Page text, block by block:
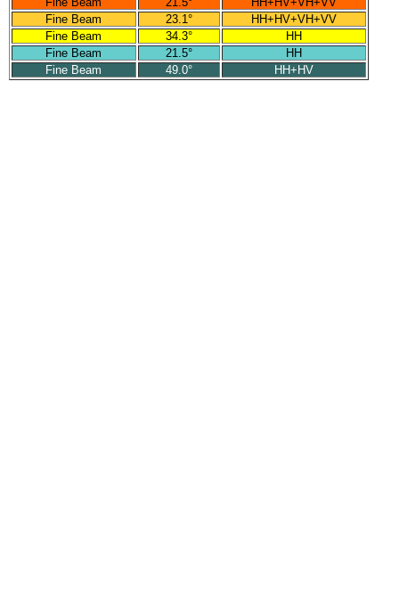
Fine Beam
23.1°
HH+HV+VH+VV
Fine Beam
34.3°
HH
Fine Beam
21.5°
HH
Fine Beam
49.0° HH+HV